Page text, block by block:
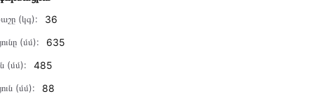
(կգ): 36
(մմ): 635
(մմ): 485
(մմ): 88